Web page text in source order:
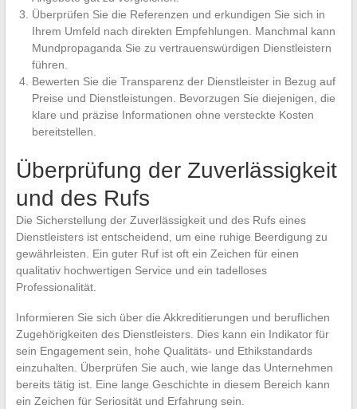
Überprüfen Sie die Referenzen und erkundigen Sie sich in
Ihrem Umfeld nach direkten Empfehlungen. Manchmal kann
Mundpropaganda Sie zu vertrauenswürdigen Dienstleistern
führen.
Bewerten Sie die Transparenz der Dienstleister in Bezug auf
Preise und Dienstleistungen. Bevorzugen Sie diejenigen, die
klare und präzise Informationen ohne versteckte Kosten
bereitstellen.
Überprüfung der Zuverlässigkeit
und des Rufs
Die Sicherstellung der Zuverlässigkeit und des Rufs eines
Dienstleisters ist entscheidend, um eine ruhige Beerdigung zu
gewährleisten. Ein guter Ruf ist oft ein Zeichen für einen
qualitativ hochwertigen Service und ein tadelloses
Professionalität.
Informieren Sie sich über die Akkreditierungen und beruflichen
Zugehörigkeiten des Dienstleisters. Dies kann ein Indikator für
sein Engagement sein, hohe Qualitäts- und Ethikstandards
einzuhalten. Überprüfen Sie auch, wie lange das Unternehmen
bereits tätig ist. Eine lange Geschichte in diesem Bereich kann
ein Zeichen für Seriosität und Erfahrung sein.